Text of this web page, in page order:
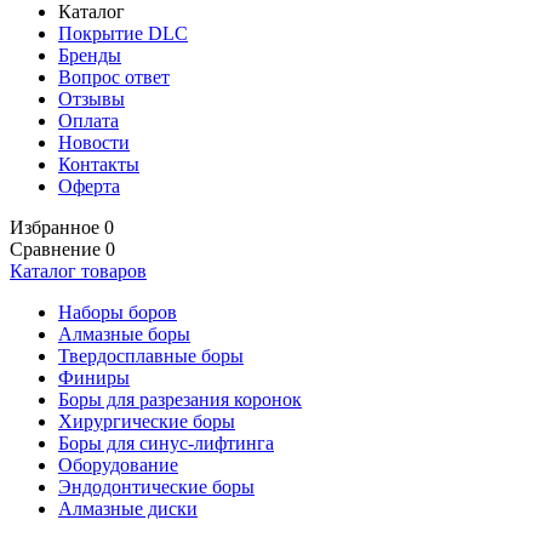
Каталог
Покрытие DLC
Бренды
Вопрос ответ
Отзывы
Оплата
Новости
Контакты
Оферта
Избранное 0
Сравнение 0
Каталог товаров
Наборы боров
Алмазные боры
Твердосплавные боры
Финиры
Боры для разрезания коронок
Хирургические боры
Боры для синус-лифтинга
Оборудование
Эндодонтические боры
Алмазные диски